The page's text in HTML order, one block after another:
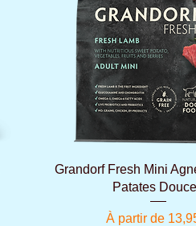
Aperçu rapide
Grandorf Fresh Mini
Patates
À partir de
Prix